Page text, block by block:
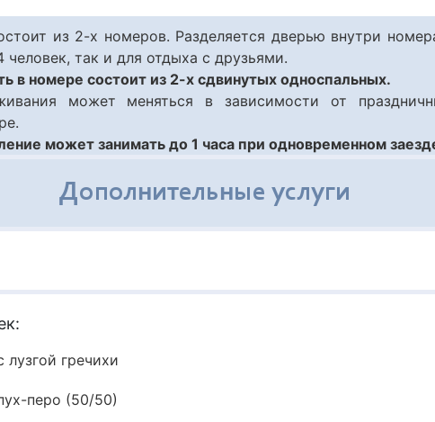
из 2-х номеров. Разделяется дверью внутри
так и для отдыха с друзьями.
в номере состоит из 2-х сдвинутых односпальных.
может меняться в зависимости от
может занимать до 1 часа при одновременном
Дополнительные услуги
гречихи
перо (50/50)